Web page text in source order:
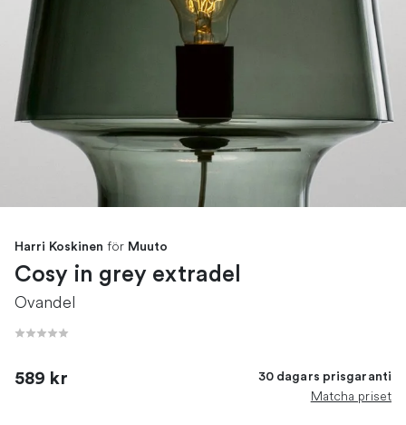
Harri Koskinen för Muuto
Cosy in grey extradel
Ovandel
589 kr 30 dagars prisgaranti
Matcha priset